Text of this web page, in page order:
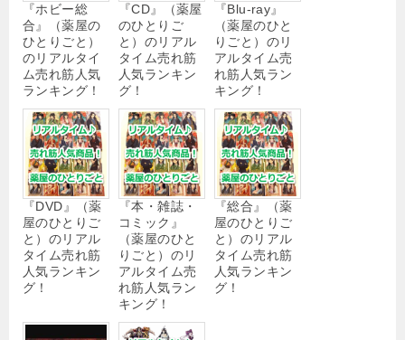
『ホビー総
合』（薬屋の
ひとりごと）
のリアルタイ
ム売れ筋人気
ランキング！
『CD』（薬屋
のひとりご
と）のリアル
タイム売れ筋
人気ランキン
グ！
『Blu-ray』
（薬屋のひと
りごと）のリ
アルタイム売
れ筋人気ラン
キング！
『DVD』（薬
屋のひとりご
と）のリアル
タイム売れ筋
人気ランキン
グ！
『本・雑誌・
コミック』
（薬屋のひと
りごと）のリ
アルタイム売
れ筋人気ラン
キング！
『総合』（薬
屋のひとりご
と）のリアル
タイム売れ筋
人気ランキン
グ！